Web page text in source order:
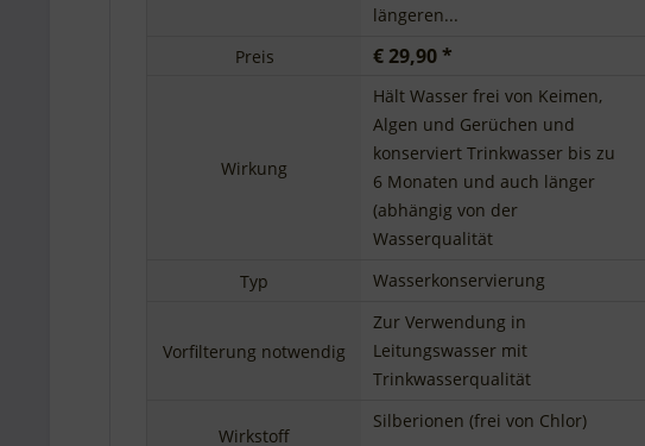
längeren...
Preis
€ 29,90 *
Wirkung
Hält Wasser frei von Keimen,
Algen und Gerüchen und
konserviert Trinkwasser bis zu
6 Monaten und auch länger
(abhängig von der
Wasserqualität
Typ
Wasserkonservierung
Vorfilterung notwendig
Zur Verwendung in
Leitungswasser mit
Trinkwasserqualität
Wirkstoff
Silberionen (frei von Chlor)